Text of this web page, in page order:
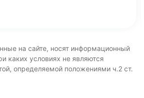
на сайте, носят информационный
каких условиях не являются
определяемой положениями ч.2 ст.